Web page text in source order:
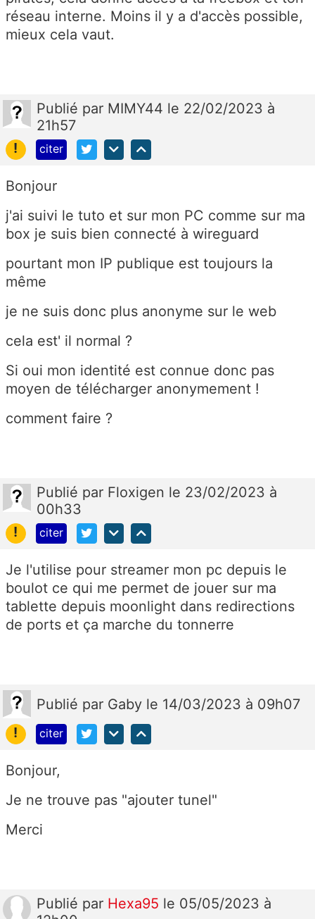
réseau interne. Moins il y a d'accès possible,
mieux cela vaut.
Publié par MIMY44 le 22/02/2023 à
21h57
!
citer
Bonjour
j'ai suivi le tuto et sur mon PC comme sur ma
box je suis bien connecté à wireguard
pourtant mon IP publique est toujours la
même
je ne suis donc plus anonyme sur le web
cela est' il normal ?
Si oui mon identité est connue donc pas
moyen de télécharger anonymement !
comment faire ?
Publié par Floxigen le 23/02/2023 à
00h33
!
citer
Je l'utilise pour streamer mon pc depuis le
boulot ce qui me permet de jouer sur ma
tablette depuis moonlight dans redirections
de ports et ça marche du tonnerre
Publié par Gaby le 14/03/2023 à 09h07
!
citer
Bonjour,
Je ne trouve pas "ajouter tunel"
Merci
Publié par Hexa95 le 05/05/2023 à